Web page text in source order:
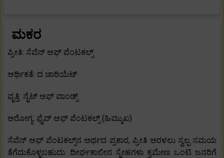
ಮಕರ
ಪ್ರೀತಿ: ಸೆವೆನ್ ಆಫ್ ಪೆಂಟಕಲ್ಸ್
ಆರ್ಥಿಕತೆ: ದ ಚಾರಿಯೆಟ್
ವೃತ್ತಿ: ನೈಟ್ ಆಫ್ ವಾಂಡ್ಸ್
ಆರೋಗ್ಯ: ಫೈವ್ ಆಫ್ ಪೆಂಟಕಲ್ಸ್ (ಹಿಮ್ಮುಖ)
ಸೆವೆನ್ ಆಫ್ ಪೆಂಟಕಲ್ಸ್‌ನ ಅರ್ಥದ ಪ್ರಕಾರ, ಪ್ರೀತಿ ಅರಳಲು ಸ್ವಲ್ಪ ಸಮಯ
ತೆಗೆದುಕೊಳ್ಳಬಹುದು. ದೀರ್ಘಕಾಲೀನ ಸ್ನೇಹಗಳು ಕ್ರಮೇಣ ಒಂಟಿ ಜನರಿಗೆ